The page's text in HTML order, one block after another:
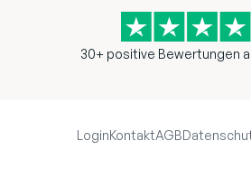
30+ positive Bewertungen
LoginKontaktAGB